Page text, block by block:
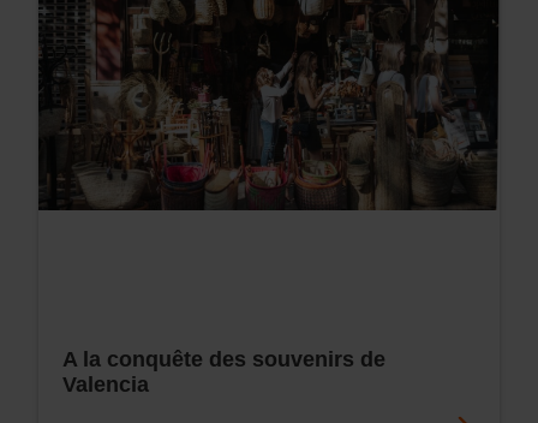
A la conquête des souvenirs de
Valencia